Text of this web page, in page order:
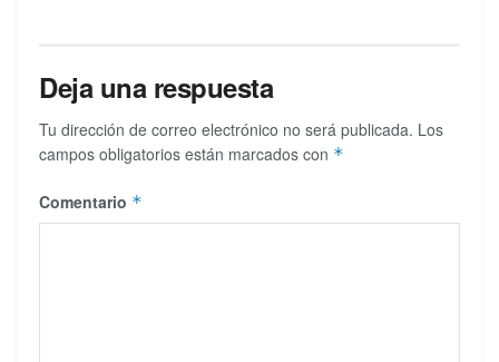
Deja una respuesta
Tu dirección de correo electrónico no será publicada. Los
campos obligatorios están marcados con *
Comentario *